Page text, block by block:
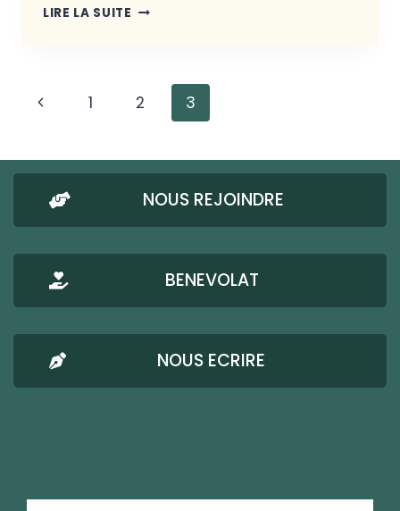
LIRE LA SUITE
1 2 3
NOUS REJOINDRE
BENEVOLAT
NOUS ECRIRE